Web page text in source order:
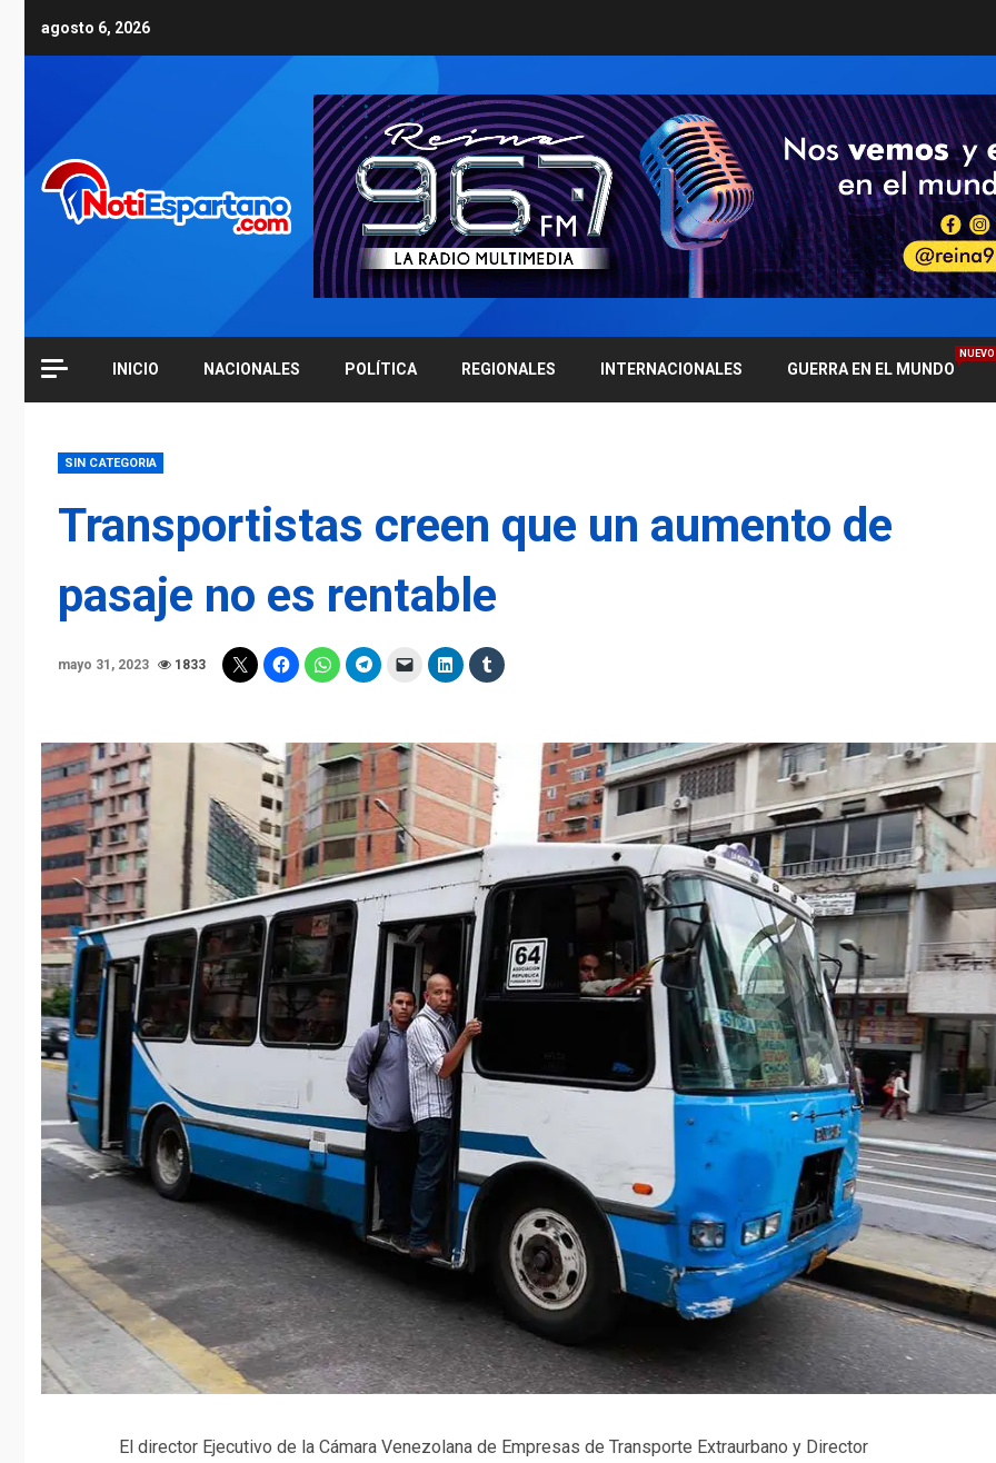
agosto 6, 2026
INICIO NACIONALES POLÍTICA REGIONALES INTERNACIONALES GUERRA EN EL MUNDO
NUEVO
SIN CATEGORIA
Transportistas creen que un aumento de
pasaje no es rentable
mayo 31, 2023 1833
El director Ejecutivo de la Cámara Venezolana de Empresas de Transporte Extraurbano y Director